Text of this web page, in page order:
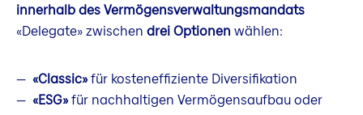
innerhalb des Vermögensverwaltungsmandats
«Delegate» zwischen drei Optionen wählen:
«Classic»für kosteneffiziente Diversifikation
«ESG»für nachhaltigen Vermögensaufbau oder